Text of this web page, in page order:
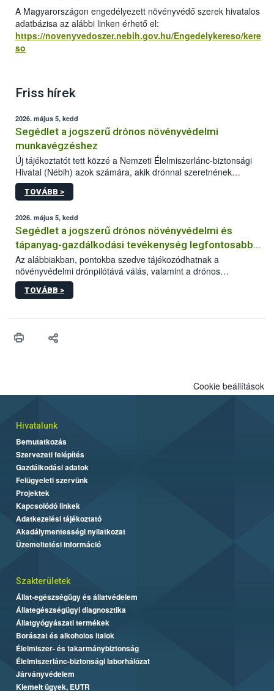
A Magyarországon engedélyezett növényvédő szerek hivatalos
adatbázisa az alábbi linken érhető el:
https://novenyvedoszer.nebih.gov.hu/Engedelykereso/kere
so
Friss hírek
2026. május 5, kedd
Segédlet a jogszerű drónos növényvédelmi
munkavégzéshez
Új tájékoztatót tett közzé a Nemzeti Élelmiszerlánc-biztonsági
Hivatal (Nébih) azok számára, akik drónnal szeretnének
növényvédelmi vagy tápanyag-gazdálkodási tevékenységet
végezni Magyarországon. Az összefoglaló részletesen
műszaki és hatósági feltételek.
TOVÁBB >
2026. május 5, kedd
Segédlet a jogszerű drónos növényvédelmi és
tápanyag-gazdálkodási tevékenység legfontosabb
feltételeiről
Az alábbiakban, pontokba szedve tájékozódhatnak a
növényvédelmi drónpilótává válás, valamint a drónos
növényvédelmi és tápanyag-gazdálkodási tevékenység
végzésének legfontosabb feltételeiről*.
TOVÁBB >
Cookie beállítások
Hivatalunk
Bemutatkozás
Szervezeti felépítés
Gazdálkodási adatok
Felügyeleti szervünk
Projektek
Kapcsolódó linkek
Adatkezelési tájékoztató
Akadálymentességi nyilatkozat
Üzemeltetési információ
Szakterületek
Állat-egészségügy és állatvédelem
Állategészségügyi diagnosztika
Állatgyógyászati termékek
Borászat és alkoholos italok
Élelmiszer- és takarmánybiztonság
Élelmiszerlánc-biztonsági laborhálózat
Járványvédelem
Kiemelt ügyek, EUTR